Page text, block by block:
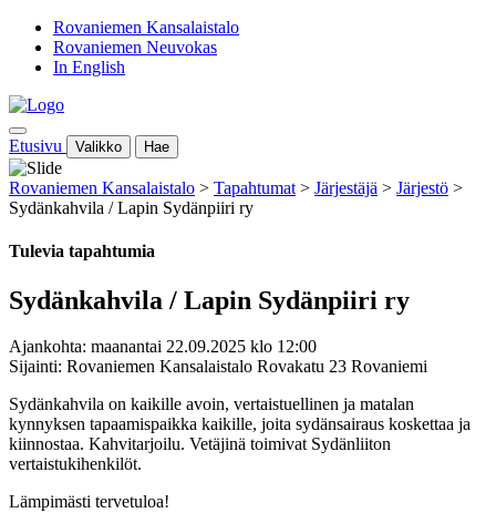
Rovaniemen Kansalaistalo
Rovaniemen Neuvokas
In English
Etusivu Valikko Hae
Rovaniemen Kansalaistalo > Tapahtumat > Järjestäjä > Järjestö >
Sydänkahvila / Lapin Sydänpiiri ry
Tulevia tapahtumia
Sydänkahvila / Lapin Sydänpiiri ry
Ajankohta: maanantai 22.09.2025 klo 12:00
Sijainti: Rovaniemen Kansalaistalo Rovakatu 23 Rovaniemi
Sydänkahvila on kaikille avoin, vertaistuellinen ja matalan
kynnyksen tapaamispaikka kaikille, joita sydänsairaus koskettaa ja
kiinnostaa. Kahvitarjoilu. Vetäjinä toimivat Sydänliiton
vertaistukihenkilöt.
Lämpimästi tervetuloa!